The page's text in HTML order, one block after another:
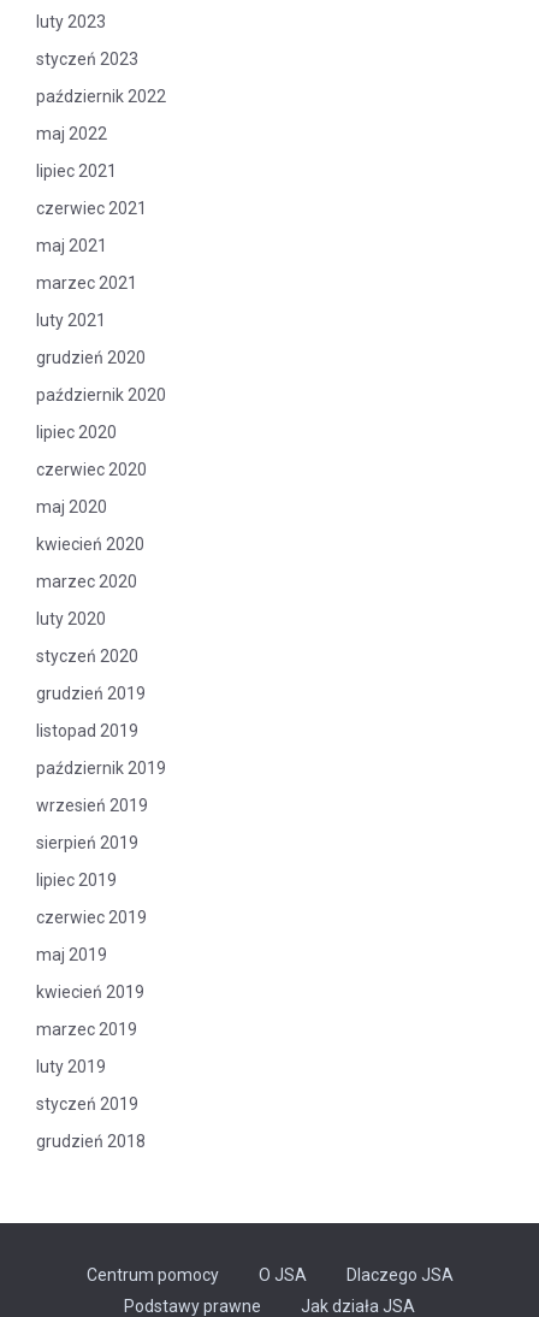
luty 2023
styczeń 2023
październik 2022
maj 2022
lipiec 2021
czerwiec 2021
maj 2021
marzec 2021
luty 2021
grudzień 2020
październik 2020
lipiec 2020
czerwiec 2020
maj 2020
kwiecień 2020
marzec 2020
luty 2020
styczeń 2020
grudzień 2019
listopad 2019
październik 2019
wrzesień 2019
sierpień 2019
lipiec 2019
czerwiec 2019
maj 2019
kwiecień 2019
marzec 2019
luty 2019
styczeń 2019
grudzień 2018
Centrum pomocy O JSA
Dlaczego JSA
Podstawy prawne
Jak działa JSA